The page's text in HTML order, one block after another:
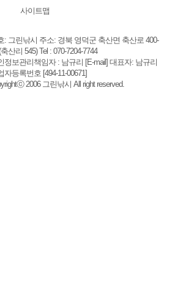
사이트맵
: 그린낚시 주소: 경북 영덕군 축산면 축산로 400-
축산리 545) Tel : 070-7204-7744
정보관리책임자 : 남규리 [E-mail] 대표자: 남규리
자등록번호 [494-11-00671]
2006 그린낚시 All right reserved.